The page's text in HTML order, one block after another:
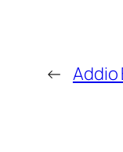
← Addio